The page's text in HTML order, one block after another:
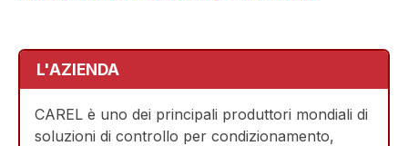
L'AZIENDA
CAREL è uno dei principali produttori mondiali di
soluzioni di controllo per condizionamento,